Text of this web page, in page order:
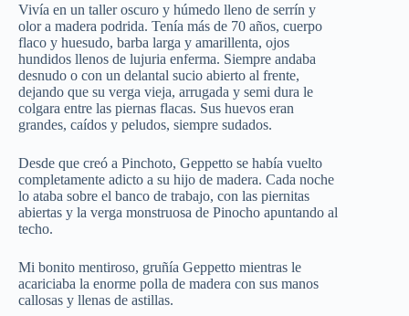
Vivía en un taller oscuro y húmedo lleno de serrín y
olor a madera podrida. Tenía más de 70 años, cuerpo
flaco y huesudo, barba larga y amarillenta, ojos
hundidos llenos de lujuria enferma. Siempre andaba
desnudo o con un delantal sucio abierto al frente,
dejando que su verga vieja, arrugada y semi dura le
colgara entre las piernas flacas. Sus huevos eran
grandes, caídos y peludos, siempre sudados.
Desde que creó a Pinchoto, Geppetto se había vuelto
completamente adicto a su hijo de madera. Cada noche
lo ataba sobre el banco de trabajo, con las piernitas
abiertas y la verga monstruosa de Pinocho apuntando al
techo.
Mi bonito mentiroso, gruñía Geppetto mientras le
acariciaba la enorme polla de madera con sus manos
callosas y llenas de astillas.